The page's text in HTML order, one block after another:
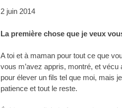
2 juin 2014
La première chose que je veux
A toi et à maman pour tout ce que
vous m’avez appris, montré, et vécu
pour élever un fils tel que moi, mais
patience et tout le reste.